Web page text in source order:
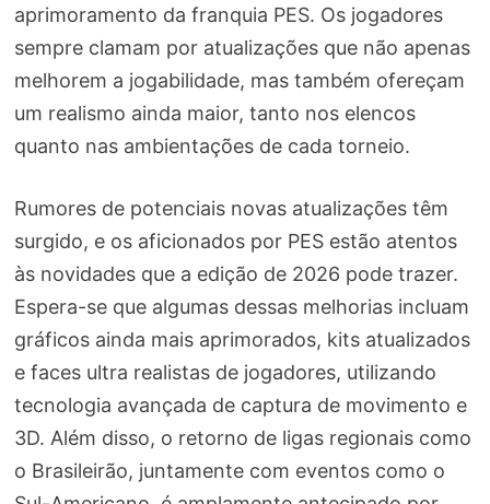
aprimoramento da franquia PES. Os jogadores
sempre clamam por atualizações que não apenas
melhorem a jogabilidade, mas também ofereçam
um realismo ainda maior, tanto nos elencos
quanto nas ambientações de cada torneio.
Rumores de potenciais novas atualizações têm
surgido, e os aficionados por PES estão atentos
às novidades que a edição de 2026 pode trazer.
Espera-se que algumas dessas melhorias incluam
gráficos ainda mais aprimorados, kits atualizados
e faces ultra realistas de jogadores, utilizando
tecnologia avançada de captura de movimento e
3D. Além disso, o retorno de ligas regionais como
o Brasileirão, juntamente com eventos como o